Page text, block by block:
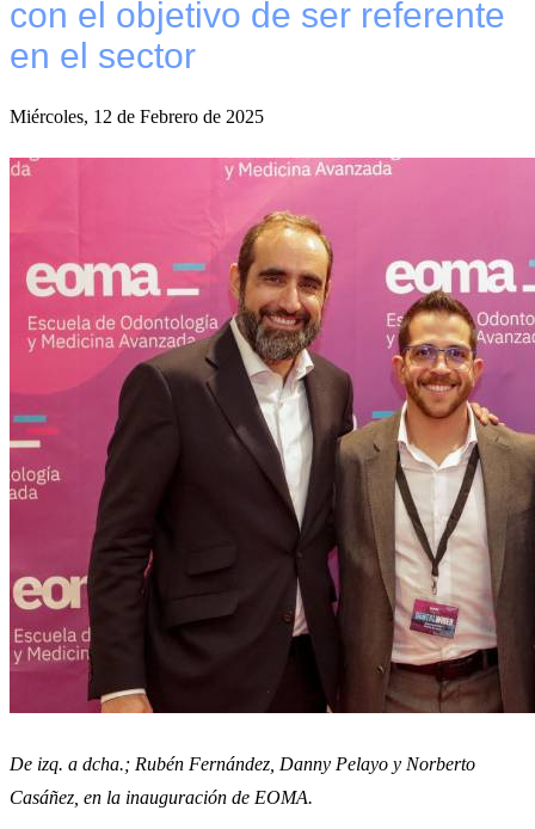
con el objetivo de ser referente
en el sector
Miércoles, 12 de Febrero de 2025
De izq. a dcha.; Rubén Fernández, Danny Pelayo y Norberto
Casáñez, en la inauguración de EOMA.